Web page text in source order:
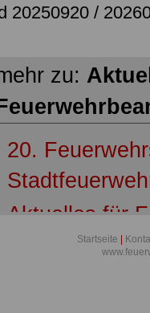
20250920 /
zu:
20.
Aktuelles für
Übersicht
Startseite